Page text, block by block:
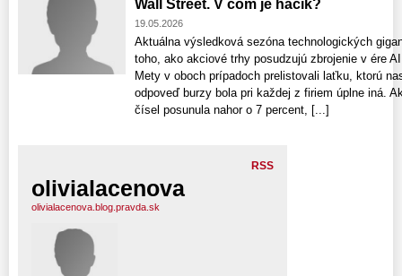
Wall Street. V čom je háčik?
19.05.2026
Aktuálna výsledková sezóna technologických
toho, ako akciové trhy posudzujú zbrojenie v ére
Mety v oboch prípadoch prelistovali laťku, ktorú
odpoveď burzy bola pri každej z firiem úplne iná.
čísel posunula nahor o 7 percent, [...]
RSS
olivialacenova
olivialacenova.blog.pravda.sk